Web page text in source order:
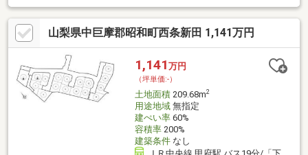
しない】このテーマを第1に誠実かつ真摯に向き合い当店舗に関わ
る全てのお客様が幸せにお取引出来るようお約束致します。お家
のご購入は物件探しだけでなく、住宅ローン、リフォーム、火災
保険、お引越し等多々に渡るお手続きが必要です。全てのお手続
きを一貫し完結できるよう当店舗はワンストップサービスという
独自のサービスをご提供しております。豊富な経験、専門知識を
元に最適な物件・資金提案を致します。是非お気軽にご相談下さ
い！
山梨県中巨摩郡昭和町西条新田 1,141万円
1,141 万円
（坪単価:-）
土地面積209.68m2
用途地域無指定
建ぺい率60%
容積率200%
建築条件なし